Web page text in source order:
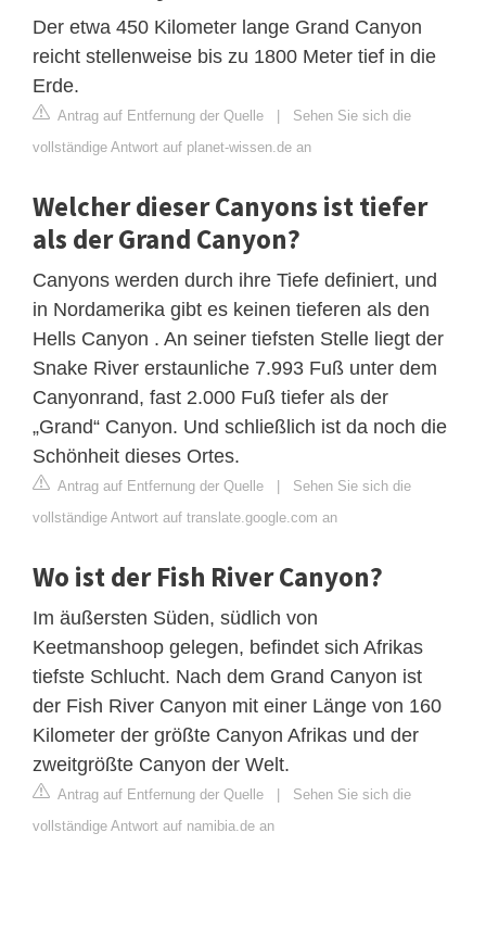
Der etwa 450 Kilometer lange Grand Canyon
reicht stellenweise bis zu 1800 Meter tief in die
Erde.
Antrag auf Entfernung der Quelle | Sehen Sie sich die
vollständige Antwort auf planet-wissen.de an
Welcher dieser Canyons ist tiefer
als der Grand Canyon?
Canyons werden durch ihre Tiefe definiert, und
in Nordamerika gibt es keinen tieferen als den
Hells Canyon . An seiner tiefsten Stelle liegt der
Snake River erstaunliche 7.993 Fuß unter dem
Canyonrand, fast 2.000 Fuß tiefer als der
„Grand“ Canyon. Und schließlich ist da noch die
Schönheit dieses Ortes.
Antrag auf Entfernung der Quelle | Sehen Sie sich die
vollständige Antwort auf translate.google.com an
Wo ist der Fish River Canyon?
Im äußersten Süden, südlich von
Keetmanshoop gelegen, befindet sich Afrikas
tiefste Schlucht. Nach dem Grand Canyon ist
der Fish River Canyon mit einer Länge von 160
Kilometer der größte Canyon Afrikas und der
zweitgrößte Canyon der Welt.
Antrag auf Entfernung der Quelle | Sehen Sie sich die
vollständige Antwort auf namibia.de an